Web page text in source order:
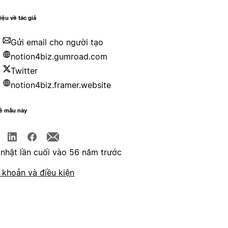
về tác giả
Gửi email cho người tạo
notion4biz.gumroad.com
Twitter
notion4biz.framer.website
mẫu này
lần cuối vào 56 năm trước
và điều kiện